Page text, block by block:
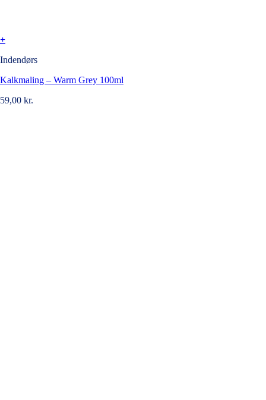
+
Indendørs
Kalkmaling – Warm Grey 100ml
59,00 kr.